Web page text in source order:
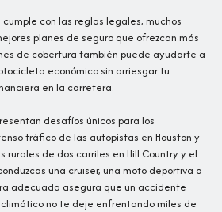
con las reglas legales, muchos
planes de seguro que ofrezcan más
de cobertura también puede ayudarte a
económico sin arriesgar tu
en la carretera.
desafíos únicos para los
tráfico de las autopistas en Houston y
de dos carriles en Hill Country y el
una cruiser, una moto deportiva o
adecuada asegura que un accidente
no te deje enfrentando miles de